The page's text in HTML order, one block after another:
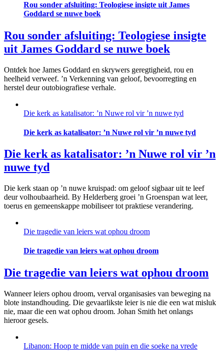
Rou sonder afsluiting: Teologiese insigte uit James
Goddard se nuwe boek
Rou sonder afsluiting: Teologiese insigte
uit James Goddard se nuwe boek
Ontdek hoe James Goddard en skrywers geregtigheid, rou en
heelheid verweef. ’n Verkenning van geloof, bevoorregting en
herstel deur outobiografiese verhale.
Die kerk as katalisator: ’n Nuwe rol vir ’n nuwe tyd
Die kerk as katalisator: ’n Nuwe rol vir ’n nuwe tyd
Die kerk as katalisator: ’n Nuwe rol vir ’n
nuwe tyd
Die kerk staan op ’n nuwe kruispad: om geloof sigbaar uit te leef
deur volhoubaarheid. By Helderberg groei ’n Groenspan wat leer,
toerus en gemeenskappe mobiliseer tot praktiese verandering.
Die tragedie van leiers wat ophou droom
Die tragedie van leiers wat ophou droom
Die tragedie van leiers wat ophou droom
Wanneer leiers ophou droom, verval organisasies van beweging na
blote instandhouding. Die gevaarlikste leier is nie die een wat misluk
nie, maar die een wat ophou droom. Johan Smith het onlangs
hieroor gesels.
Libanon: Hoop te midde van puin en die soeke na vrede